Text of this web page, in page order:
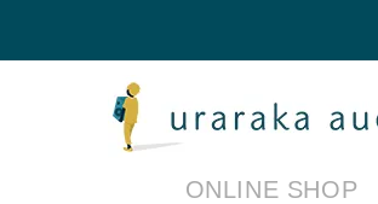
ONLINE SHOP